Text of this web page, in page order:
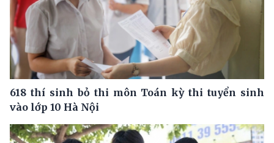
618 thí sinh bỏ thi môn Toán kỳ thi tuyển sinh
vào lớp 10 Hà Nội